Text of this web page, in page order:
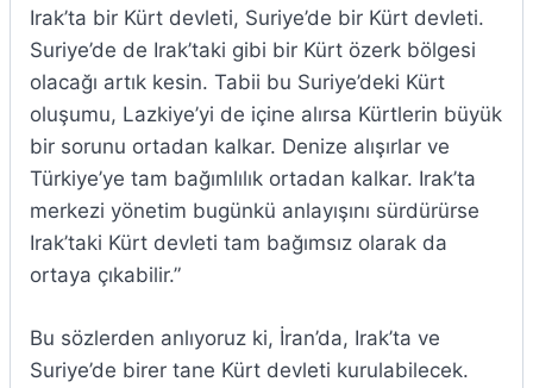
Irak’ta bir Kürt devleti, Suriye’de bir Kürt devleti.
Suriye’de de Irak’taki gibi bir Kürt özerk bölgesi
olacağı artık kesin. Tabii bu Suriye’deki Kürt
oluşumu, Lazkiye’yi de içine alırsa Kürtlerin büyük
bir sorunu ortadan kalkar. Denize alışırlar ve
Türkiye’ye tam bağımlılık ortadan kalkar. Irak’ta
merkezi yönetim bugünkü anlayışını sürdürürse
Irak’taki Kürt devleti tam bağımsız olarak da
ortaya çıkabilir.”
Bu sözlerden anlıyoruz ki, İran’da, Irak’ta ve
Suriye’de birer tane Kürt devleti kurulabilecek.